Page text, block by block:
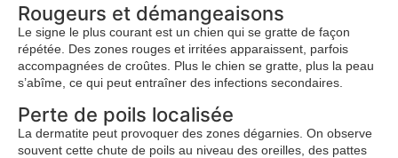
Rougeurs et démangeaisons
Le signe le plus courant est un chien qui se gratte de façon
répétée. Des zones rouges et irritées apparaissent, parfois
accompagnées de croûtes. Plus le chien se gratte, plus la peau
s’abîme, ce qui peut entraîner des infections secondaires.
Perte de poils localisée
La dermatite peut provoquer des zones dégarnies. On observe
souvent cette chute de poils au niveau des oreilles, des pattes